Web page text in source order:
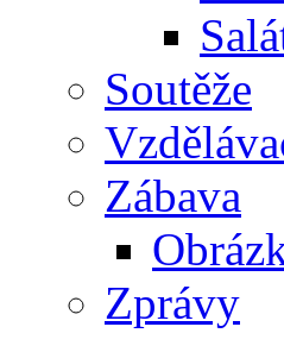
Soutěže
Zábava
Zprávy